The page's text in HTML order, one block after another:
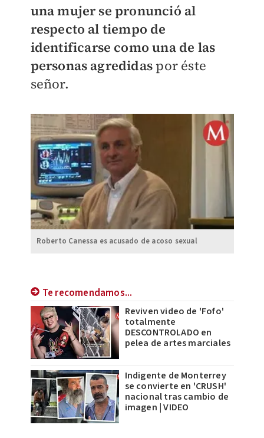
una mujer se pronunció al
respecto al tiempo de
identificarse como una de las
personas agredidas por éste
señor.
Roberto Canessa es acusado de acoso sexual
Te recomendamos...
Reviven video de 'Fofo'
totalmente
DESCONTROLADO en
pelea de artes marciales
Indigente de Monterrey
se convierte en 'CRUSH'
nacional tras cambio de
imagen | VIDEO